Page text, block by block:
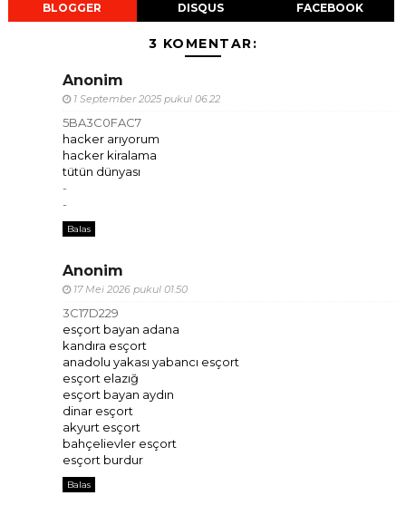
BLOGGER DISQUS FACEBOOK
3 KOMENTAR:
Anonim
1 September 2025 pukul 06.22
5BA3C0FAC7
hacker arıyorum
hacker kiralama
tütün dünyası
-
-
Balas
Anonim
17 Mei 2026 pukul 01.50
3C17D229
esçort bayan adana
kandıra esçort
anadolu yakası yabancı esçort
esçort elazığ
esçort bayan aydın
dinar esçort
akyurt esçort
bahçelievler esçort
esçort burdur
Balas